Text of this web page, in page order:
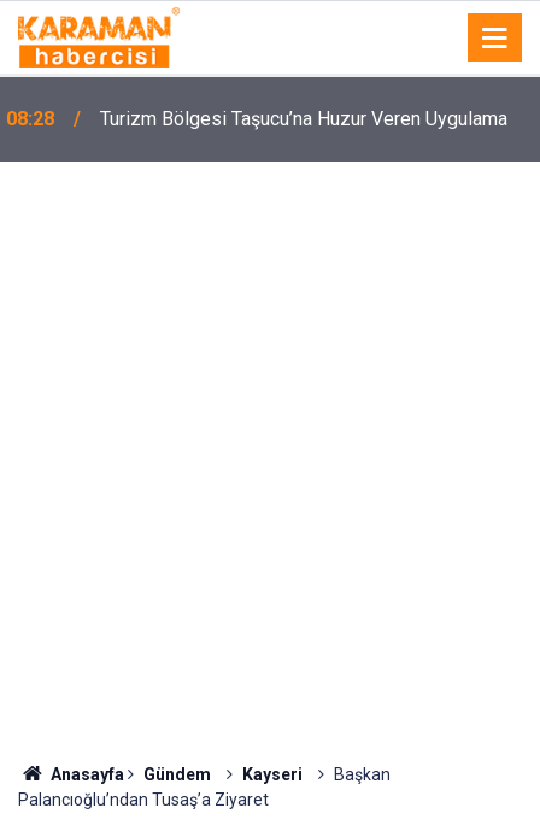
08:28 Turizm Bölgesi Taşucu’na Huzur Veren Uygulama
Anasayfa Gündem Kayseri
Başkan
Palancıoğlu’ndan Tusaş’a Ziyaret